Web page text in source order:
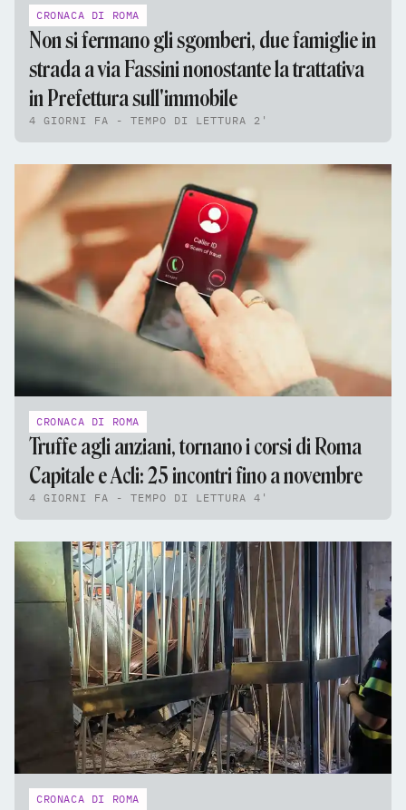
CRONACA DI ROMA
Non si fermano gli sgomberi, due famiglie in
strada a via Fassini nonostante la trattativa
in Prefettura sull'immobile
4 GIORNI FA - TEMPO DI LETTURA 2'
CRONACA DI ROMA
Truffe agli anziani, tornano i corsi di Roma
Capitale e Acli: 25 incontri fino a novembre
4 GIORNI FA - TEMPO DI LETTURA 4'
CRONACA DI ROMA